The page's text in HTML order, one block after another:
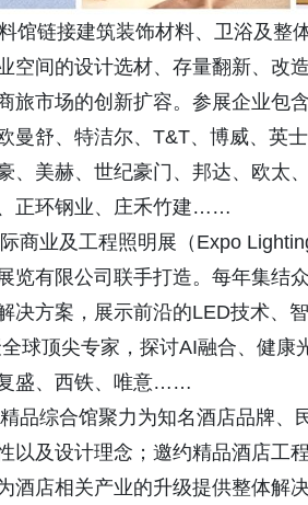
馆链接建筑装饰材料、卫浴及整
空间的设计选材、存量翻新、改
旅市场的创新扩容。参展企业包
曼舒、特洁尔、T&T、博威、英
、美赫、世纪豪门、邦达、欧太
正环钢业、庄禾竹建……
商业及工程照明展（Expo
览有限公司联手打造。每年集结
决方案，展示前沿的LED技术、
球顶尖专家，探讨AI融合、健
盛、西铁、唯意……
品综合馆聚力为知名酒店品牌
以及设计理念；邀约精品酒店工
酒店相关产业的升级提供整体解